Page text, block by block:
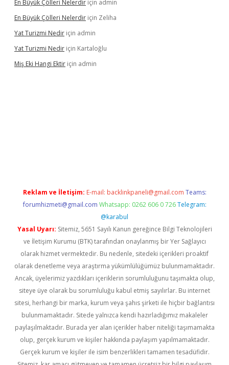
En Büyük Çölleri Nelerdir için admin
En Büyük Çölleri Nelerdir için Zeliha
Yat Turizmi Nedir için admin
Yat Turizmi Nedir için Kartaloğlu
Miş Eki Hangi Ektir için admin
Reklam ve İletişim: E-mail: backlinkpaneli@gmail.com Teams:
forumhizmeti@gmail.com Whatsapp: 0262 606 0 726 Telegram:
@karabul
Yasal Uyarı: Sitemiz, 5651 Sayılı Kanun gereğince Bilgi Teknolojileri
ve İletişim Kurumu (BTK) tarafından onaylanmış bir Yer Sağlayıcı
olarak hizmet vermektedir. Bu nedenle, sitedeki içerikleri proaktif
olarak denetleme veya araştırma yükümlülüğümüz bulunmamaktadır.
Ancak, üyelerimiz yazdıkları içeriklerin sorumluluğunu taşımakta olup,
siteye üye olarak bu sorumluluğu kabul etmiş sayılırlar. Bu internet
sitesi, herhangi bir marka, kurum veya şahıs şirketi ile hiçbir bağlantısı
bulunmamaktadır. Sitede yalnızca kendi hazırladığımız makaleler
paylaşılmaktadır. Burada yer alan içerikler haber niteliği taşımamakta
olup, gerçek kurum ve kişiler hakkında paylaşım yapılmamaktadır.
Gerçek kurum ve kişiler ile isim benzerlikleri tamamen tesadüfidir.